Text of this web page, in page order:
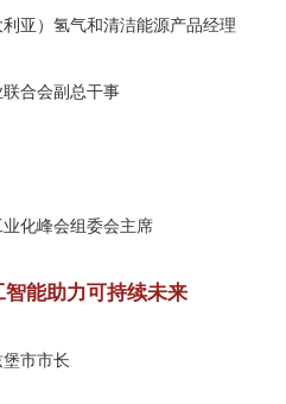
亚）氢气和清洁能源产品经理
合会副总干事
化峰会组委会主席
智能助力可持续未来
市市长